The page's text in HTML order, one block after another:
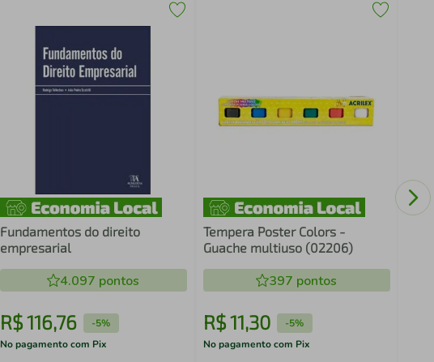
Fundamentos do direito
empresarial
4.097 pontos
R$116,76 -5%
No pagamento com Pix
Tempera Poster Colors -
Guache multiuso (02206)
397 pontos
R$11,30 -5%
No pagamento com Pix